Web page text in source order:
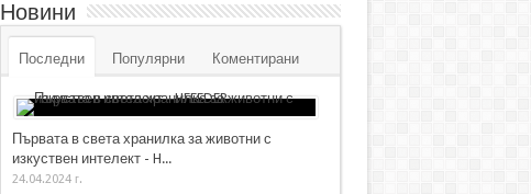
Новини
Последни Популярни Коментирани
Първата в света хранилка за животни с
изкуствен интелект - H...
24.04.2024 г.